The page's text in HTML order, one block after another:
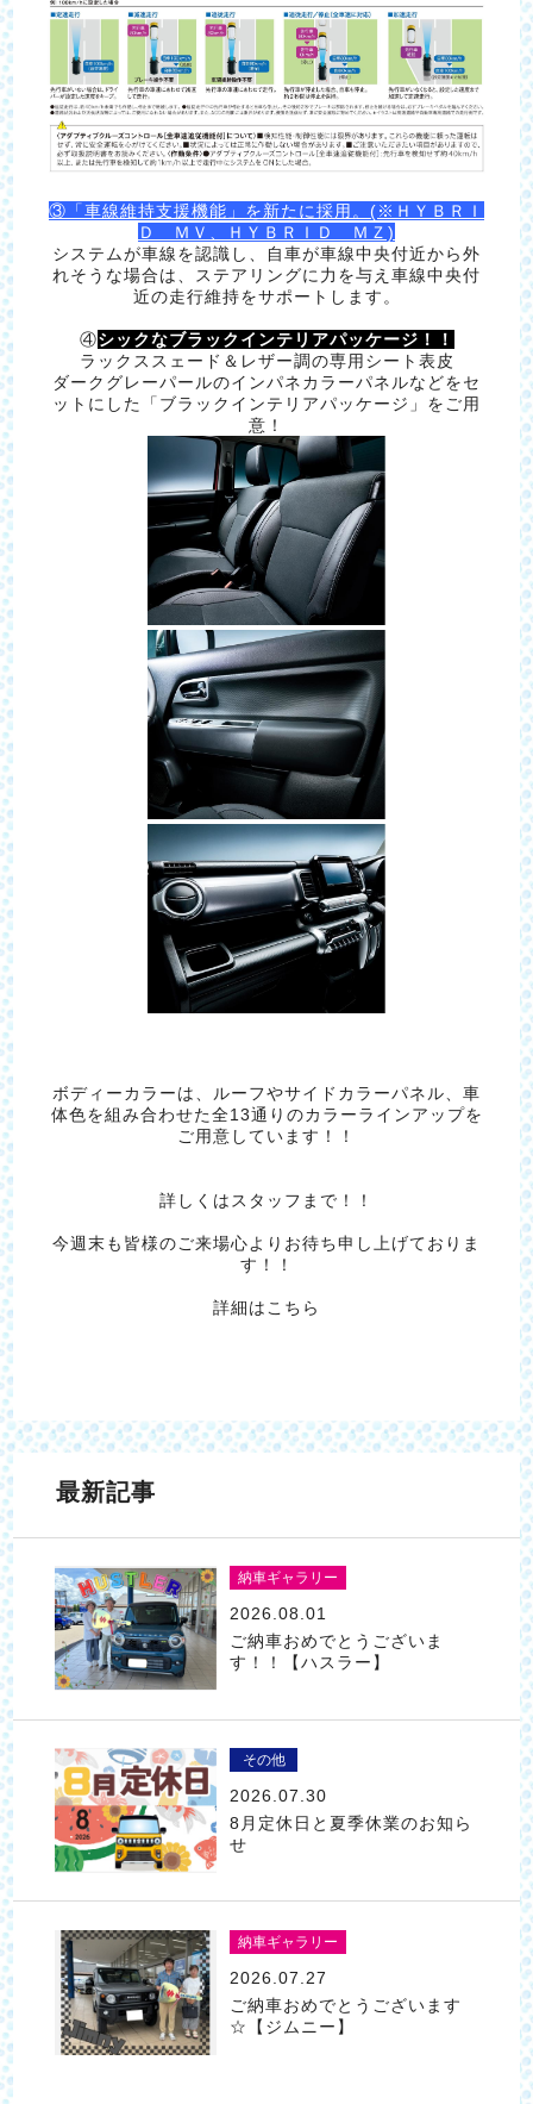
③「車線維持支援機能」を新たに採用。(※ＨＹＢＲＩ
Ｄ ＭＶ、ＨＹＢＲＩＤ ＭＺ)
システムが車線を認識し、自車が車線中央付近から外
れそうな場合は、ステアリングに力を与え車線中央付
近の走行維持をサポートします。
④シックなブラックインテリアパッケージ！！
ラックススェード＆レザー調の専用シート表皮
ダークグレーパールのインパネカラーパネルなどをセ
ットにした「ブラックインテリアパッケージ」をご用
意！
ボディーカラーは、ルーフやサイドカラーパネル、車
体色を組み合わせた全13通りのカラーラインアップを
ご用意しています！！
詳しくはスタッフまで！！
今週末も皆様のご来場心よりお待ち申し上げておりま
す！！
詳細はこちら
最新記事
納車ギャラリー
2026.08.01
ご納車おめでとうございま
す！！【ハスラー】
その他
2026.07.30
8月定休日と夏季休業のお知ら
せ
納車ギャラリー
2026.07.27
ご納車おめでとうございます
☆【ジムニー】